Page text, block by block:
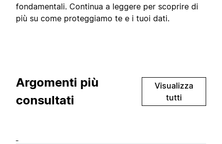
fondamentali. Continua a leggere per scoprire di
più su come proteggiamo te e i tuoi dati.
Argomenti più
consultati
Visualizza
tutti